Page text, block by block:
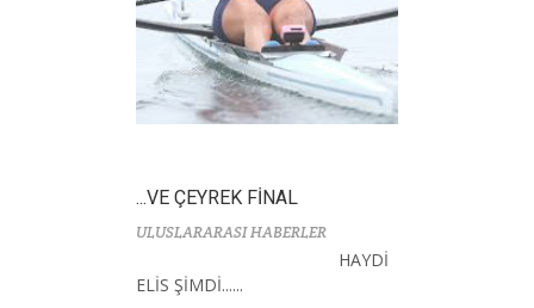
...VE ÇEYREK FİNAL
ULUSLARARASI HABERLER
HAYDİ
ELİS ŞİMDİ......